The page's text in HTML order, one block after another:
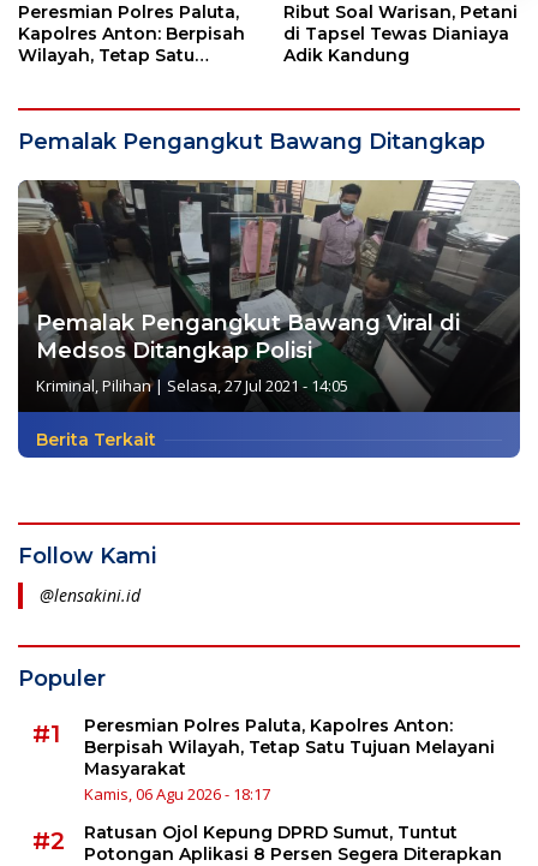
Peresmian Polres Paluta,
Kapolres Anton: Berpisah
Wilayah, Tetap Satu
Ribut Soal Warisan, Petani
di Tapsel Tewas Dianiaya
Adik Kandung
Pemalak Pengangkut Bawang Ditangkap
Pemalak Pengangkut Bawang Viral di
Medsos Ditangkap Polisi
Kriminal Pilihan| Selasa, 27 Jul 2021 - 14:05
Berita Terkait
Follow Kami
@lensakini.id
Populer
#1
Peresmian Polres Paluta, Kapolres Anton:
Berpisah Wilayah, Tetap Satu Tujuan Melayani
Masyarakat
Kamis, 06 Agu 2026 - 18:17
#2
Ratusan Ojol Kepung DPRD Sumut, Tuntut
Potongan Aplikasi 8 Persen Segera Diterapkan